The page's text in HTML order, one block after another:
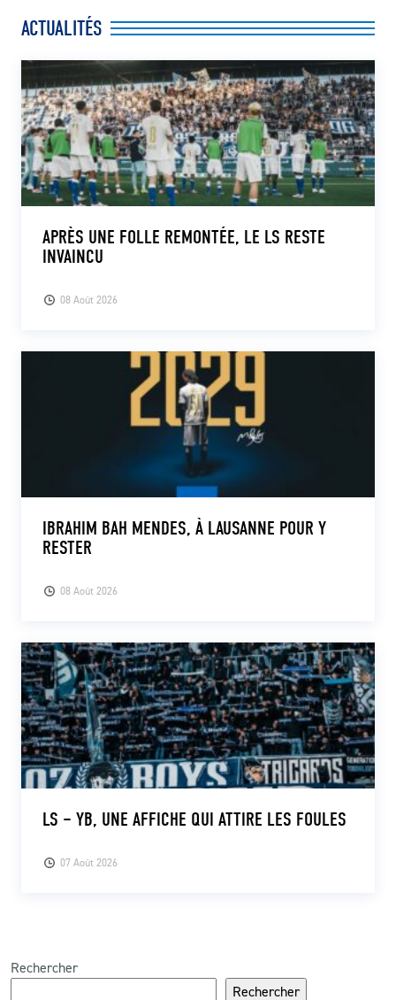
ACTUALITÉS
08 Août 2026
APRÈS UNE FOLLE REMONTÉE, LE LS RESTE
INVAINCU
08 Août 2026
IBRAHIM BAH MENDES, À LAUSANNE POUR Y
RESTER
07 Août 2026
LS – YB, UNE AFFICHE QUI ATTIRE LES FOULES
Rechercher
Rechercher